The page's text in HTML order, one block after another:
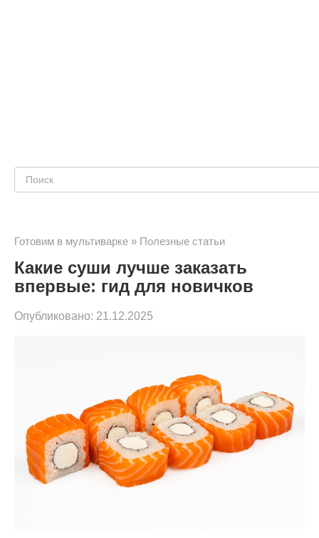
Поиск:
Готовим в мультиварке » Полезные статьи
Какие суши лучше заказать
впервые: гид для новичков
Опубликовано: 21.12.2025